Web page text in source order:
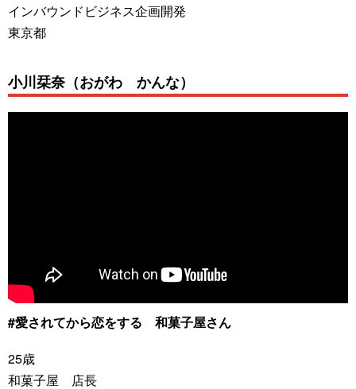
インバウンドビジネス企画開発
東京都
小川栞奈（おがわ かんな）
#愛されてから恋をする 和菓子屋さん
25歳
和菓子屋 店長